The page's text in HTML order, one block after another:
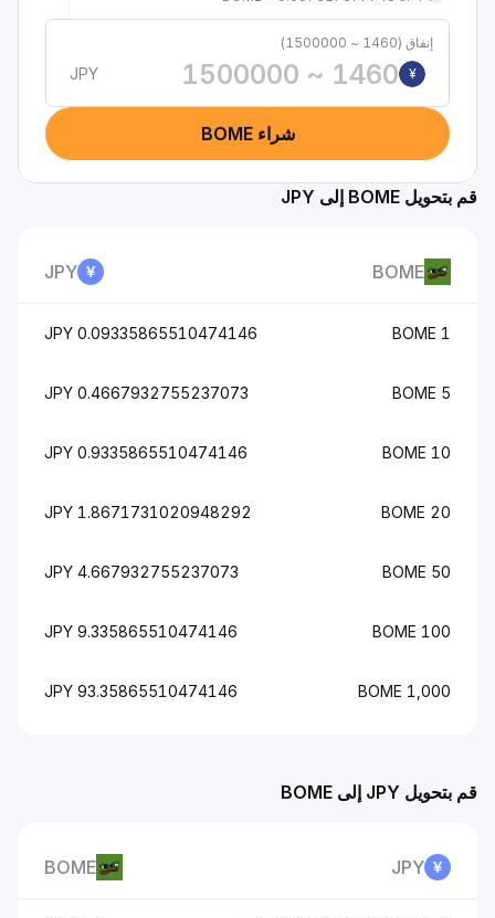
إنفاق (1460 ~ 1500000)
¥
JPY
شراء BOME
قم بتحويل BOME إلى JPY
BOME
JPY
1 BOME
0.09335865510474146 JPY
5 BOME
0.4667932755237073 JPY
10 BOME
0.9335865510474146 JPY
20 BOME
1.8671731020948292 JPY
50 BOME
4.667932755237073 JPY
100 BOME
9.335865510474146 JPY
1,000 BOME
93.35865510474146 JPY
قم بتحويل JPY إلى BOME
JPY
BOME